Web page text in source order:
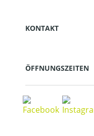
KONTAKT
ÖFFNUNGSZEITEN